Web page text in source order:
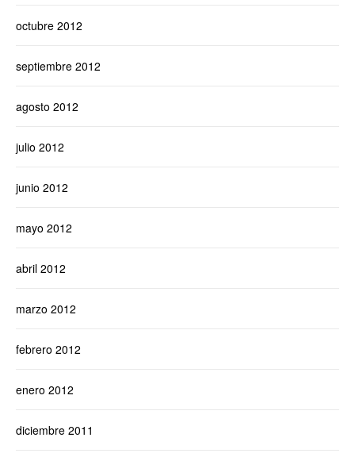
octubre 2012
septiembre 2012
agosto 2012
julio 2012
junio 2012
mayo 2012
abril 2012
marzo 2012
febrero 2012
enero 2012
diciembre 2011